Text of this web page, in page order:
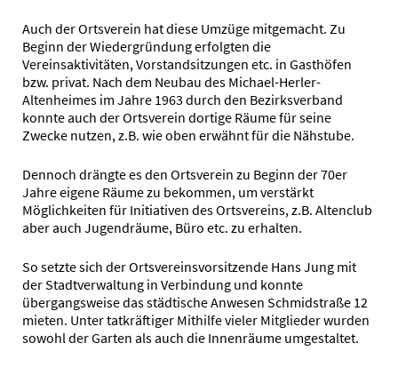
Auch der Ortsverein hat diese Umzüge mitgemacht. Zu
Beginn der Wiedergründung erfolgten die
Vereinsaktivitäten, Vorstandsitzungen etc. in Gasthöfen
bzw. privat. Nach dem Neubau des Michael-Herler-
Altenheimes im Jahre 1963 durch den Bezirksverband
konnte auch der Ortsverein dortige Räume für seine
Zwecke nutzen, z.B. wie oben erwähnt für die Nähstube.
Dennoch drängte es den Ortsverein zu Beginn der 70er
Jahre eigene Räume zu bekommen, um verstärkt
Möglichkeiten für Initiativen des Ortsvereins, z.B. Altenclub
aber auch Jugendräume, Büro etc. zu erhalten.
So setzte sich der Ortsvereinsvorsitzende Hans Jung mit
der Stadtverwaltung in Verbindung und konnte
übergangsweise das städtische Anwesen Schmidstraße 12
mieten. Unter tatkräftiger Mithilfe vieler Mitglieder wurden
sowohl der Garten als auch die Innenräume umgestaltet.